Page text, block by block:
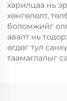
харилцаа нь
хөнгөлөлт,
боломжийг
авалт нь
өгдөг тул
таамаглалыг